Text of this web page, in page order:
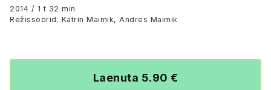
2014 / 1 t 32 min
Režissöörid: Katrin Maimik, Andres Maimik
Laenuta 5.90 €